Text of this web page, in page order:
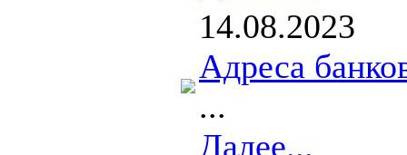
14.08.2023
Адреса
...
Далее...